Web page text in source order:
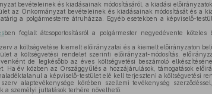
bevételeinek és kiadásainak módosításáról, a kiadási
az Önkormányzat bevételeinek és kiadásainak módosítását és a
a polgármesterre átruházza. Egyéb esetekben a képviselő-
ben foglalt átcsoportosításról a polgármester negyedévente köteles
a költségvetése kiemelt előirányzatai és a kiemelt előirányzaton
a költségvetési rendelet szerinti előirányzat-módosítás,
de legkésőbb az éves költségvetési beszámoló
Ha év közben az Országgyűlés a hozzájárulások, támogatások
a képviselő-testület elé kell terjeszteni a költségvetési
alaptevékenysége körében szellemi tevékenység
a személyi juttatások terhére növelhető.